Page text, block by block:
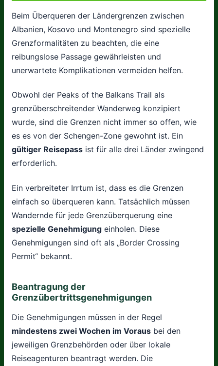
Beim Überqueren der Ländergrenzen zwischen
Albanien, Kosovo und Montenegro sind spezielle
Grenzformalitäten zu beachten, die eine
reibungslose Passage gewährleisten und
unerwartete Komplikationen vermeiden helfen.
Obwohl der Peaks of the Balkans Trail als
grenzüberschreitender Wanderweg konzipiert
wurde, sind die Grenzen nicht immer so offen, wie
es es von der Schengen-Zone gewohnt ist. Ein
gültiger Reisepass ist für alle drei Länder zwingend
erforderlich.
Ein verbreiteter Irrtum ist, dass es die Grenzen
einfach so überqueren kann. Tatsächlich müssen
Wandernde für jede Grenzüberquerung eine
spezielle Genehmigung einholen. Diese
Genehmigungen sind oft als „Border Crossing
Permit“ bekannt.
Beantragung der
Grenzübertrittsgenehmigungen
Die Genehmigungen müssen in der Regel
mindestens zwei Wochen im Voraus bei den
jeweiligen Grenzbehörden oder über lokale
Reiseagenturen beantragt werden. Die